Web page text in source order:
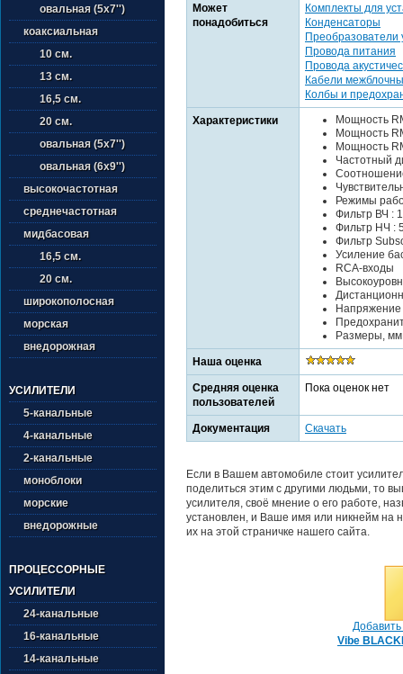
овальная (5х7'')
коаксиальная
10 см.
13 см.
16,5 см.
20 см.
овальная (5х7'')
овальная (6х9'')
высокочастотная
среднечастотная
мидбасовая
16,5 см.
20 см.
широкополосная
морская
внедорожная
УСИЛИТЕЛИ
5-канальные
4-канальные
2-канальные
моноблоки
морские
внедорожные
ПРОЦЕССОРНЫЕ
УСИЛИТЕЛИ
24-канальные
16-канальные
14-канальные
Может
понадобиться
Комплекты для
Конденсаторы
Преобразователи
Провода питания
Провода
Кабели
Колбы и
Характеристики
Мощность
Мощность
Мощность
Частотный
Режимы
Фильтр ВЧ :
Фильтр НЧ :
Фильтр
Усиление
RCA-входы
Напряжение
Размеры, мм
Наша оценка
Средняя оценка
пользователей
Пока оценок нет
Документация Скачать
Если в Вашем автомобиле стоит
поделиться этим с другими людьми, то
усилителя, своё мнение о его работе,
установлен, и Ваше имя или никнейм на
их на этой страничке нашего сайта.
Vibe